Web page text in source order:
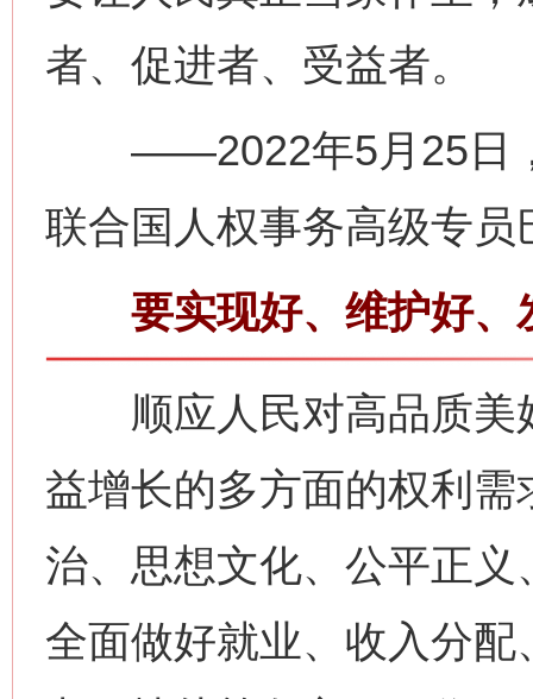
者、促进者、受益者。
——2022年5月25日，
联合国人权事务高级专
要实现好、维护好、
顺应人民对高品质美
益增长的多方面的权利
治、思想文化、公平正
全面做好就业、收入分